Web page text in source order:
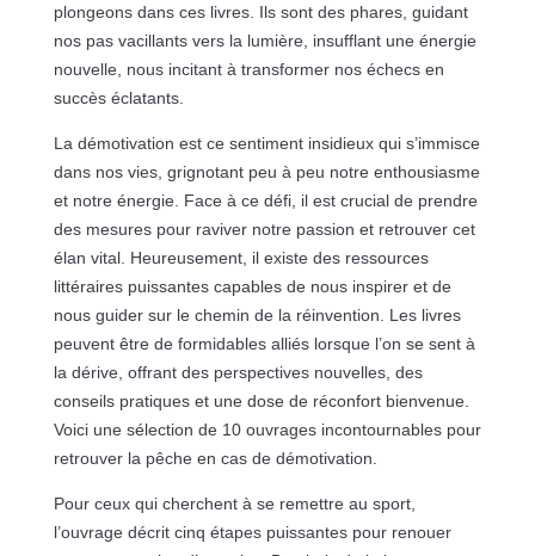
plongeons dans ces livres. Ils sont des phares, guidant
nos pas vacillants vers la lumière, insufflant une énergie
nouvelle, nous incitant à transformer nos échecs en
succès éclatants.
La démotivation est ce sentiment insidieux qui s’immisce
dans nos vies, grignotant peu à peu notre enthousiasme
et notre énergie. Face à ce défi, il est crucial de prendre
des mesures pour raviver notre passion et retrouver cet
élan vital. Heureusement, il existe des ressources
littéraires puissantes capables de nous inspirer et de
nous guider sur le chemin de la réinvention. Les livres
peuvent être de formidables alliés lorsque l’on se sent à
la dérive, offrant des perspectives nouvelles, des
conseils pratiques et une dose de réconfort bienvenue.
Voici une sélection de 10 ouvrages incontournables pour
retrouver la pêche en cas de démotivation.
Pour ceux qui cherchent à se remettre au sport,
l’ouvrage décrit cinq étapes puissantes pour renouer